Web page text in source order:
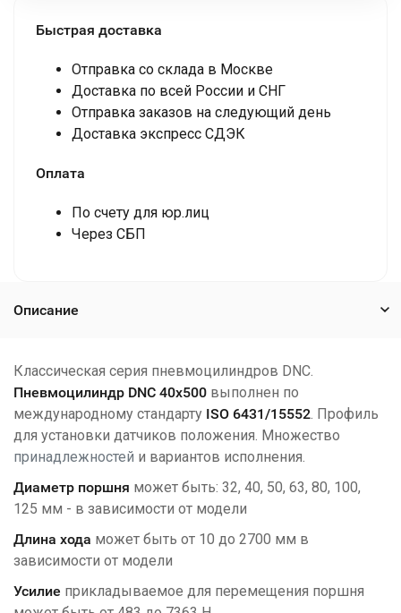
Быстрая доставка
Отправка со склада в Москве
Доставка по всей России и СНГ
Отправка заказов на следующий день
Доставка экспресс СДЭК
Оплата
По счету для юр.лиц
Через СБП
Описание
Классическая серия пневмоцилиндров DNC.
Пневмоцилиндр DNC 40x500 выполнен по
международному стандарту ISO 6431/15552. Профиль
для установки датчиков положения. Множество
принадлежностей и вариантов исполнения.
Диаметр поршня может быть: 32, 40, 50, 63, 80, 100,
125 мм - в зависимости от модели
Длина хода может быть от 10 до 2700 мм в
зависимости от модели
Усилие прикладываемое для перемещения поршня